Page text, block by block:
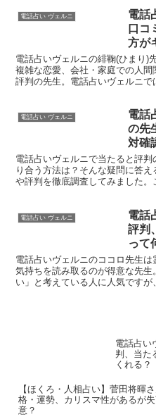
してみました。
電話占い ヴェルニ
電話
口コ
方が
電話占いヴェルニの緋鞠(ひまり)
複雑な恋愛、会社・家庭での人
評判の先生。電話占いヴェルニで
を依頼すべきか否か判断するこ
電話占い ヴェルニ
電話
の先
対確
電話占いヴェルニで当たると評
り合う方法は？そんな疑問に答
や評判を徹底調査してみました
電話占い ヴェルニ
電話
評判
って
電話占いヴェルニのココロ先生
気持ちを読み取るのが得意な先
い」と考えている人に人気ですが
電話占い
判、当た
くれる？
【ほくろ・人相占い】菅田将暉
格・運勢、カリスマ性があるが
意？